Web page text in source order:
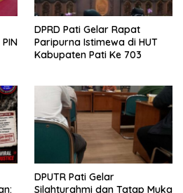
DPRD Pati Gelar Rapat
Paripurna Istimewa di HUT
Kabupaten Pati Ke 703
DPUTR Pati Gelar
Silahturahmi dan Tatap Muka